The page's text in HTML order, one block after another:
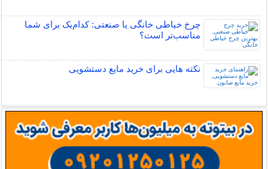
چرخ خیاطی خانگی یا صنعتی: کدام‌یک برای شما
مناسب‌تر است؟
نکته هایی برای خرید مایع دستشویی